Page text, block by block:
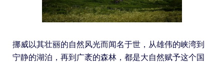
挪威以其壮丽的自然风光而闻名于世，从雄伟的峡湾到
宁静的湖泊，再到广袤的森林，都是大自然赋予这个国